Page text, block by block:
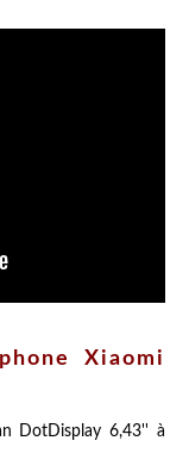
Xiaomi
DotDisplay 6,43'' à